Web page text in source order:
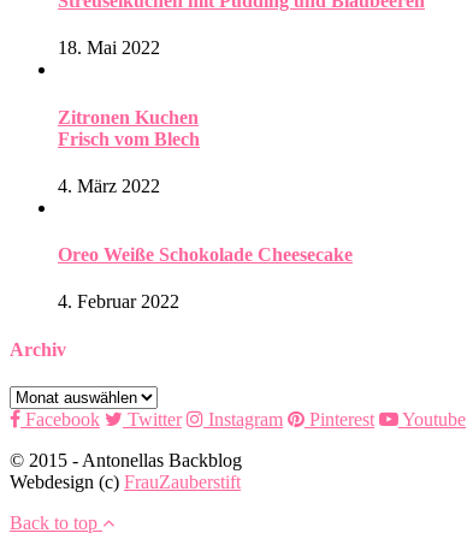
18. Mai 2022
Zitronen Kuchen
Frisch vom Blech
4. März 2022
Oreo Weiße Schokolade Cheesecake
4. Februar 2022
Archiv
Archiv
Facebook
Twitter Instagram Pinterest
Youtube
© 2015 - Antonellas Backblog
Webdesign (c) FrauZauberstift
Back to top